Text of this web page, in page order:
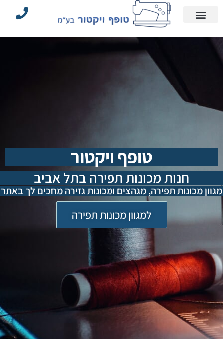
טופף ויקטור
חנות מכונות תפירה בתל אביב
מגוון מכונות תפירה, מגהצים ומכונות גזירה מחכים לך באתר
למגוון מכונות תפירה